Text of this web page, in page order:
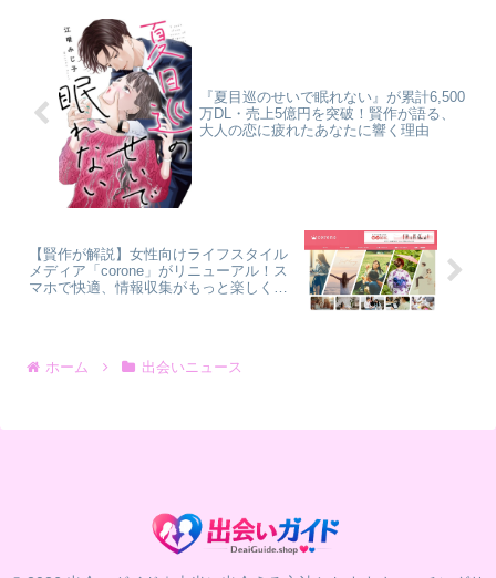
『夏目巡のせいで眠れない』が累計6,500
万DL・売上5億円を突破！賢作が語る、
大人の恋に疲れたあなたに響く理由
【賢作が解説】女性向けライフスタイル
メディア「corone」がリニューアル！ス
マホで快適、情報収集がもっと楽しくな
ホーム 出会いニュース